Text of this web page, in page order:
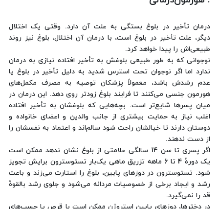
درمان تأخیر در بلوغ بستگی به علت آن دارد. وقتی یک اختلال
دیگر، علت تأخیر در بلوغ است، با درمان آن اختلال، بلوغ نیز روند
طبیعی‌اش را پیدا خواهد کرد.
نوجوانی که به طور طبیعی بلوغش به تأخیر افتاده نیازی به درمان
ندارد اما اگر نوجوان تحت استرس شدید به دلیل تأخیر در بلوغ یا
عدم رشدش باشد، معمولاً پزشکان توصیه به مصرف مکمل‌های
هورمون جنسی می‌کنند تا فرایند بلوغ زودتر روی دهد. این درمان در
میان پسرها شایع‌تر است. بچه‌هایی که بلوغشان به تأخیر افتاده
اغلب نیاز به حمایت بیشتری از جانب والدین و اعضای خانواده و
دوستان دارند تا خیالشان راحت شود سالم‌اند و اعتماد به نفسشان را
از دست ندهند.
اگر پسری تا سن 14 سالگی علامتی از بلوغ نشان ندهد ممکن است
یک دورهٔ 4 تا 6 ماهه تزریق ماهی یک‌بار تستوسترون برایش تجویز
شود. تستوسترون در دوزهای پایین، بلوغ را استارت می‌زند و باعث
رشد و ایجاد برخی از خصوصیات مردانه می‌شود و جلوی رشد بالقوهٔ
قد را نمی‌گیرد.
در دخترها، دوزهای پایین استروژن ممکن است با قرص یا چسب‌های